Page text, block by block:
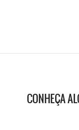
CONHEÇA